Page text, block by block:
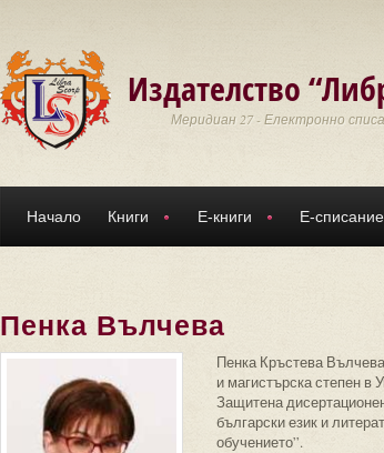
Издателство
Меридиан 27 - Електронно
Начало Книги Е-книги Е-списание
Пенка Вълчева
Пенка Кръстева
и магистърска степен в
Защитена
български език и
обучението”.